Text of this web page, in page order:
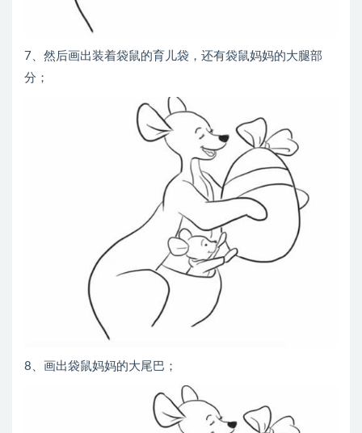
7、然后画出装着袋鼠的育儿袋，还有袋鼠妈妈的大腿部
分；
8、画出袋鼠妈妈的大尾巴；